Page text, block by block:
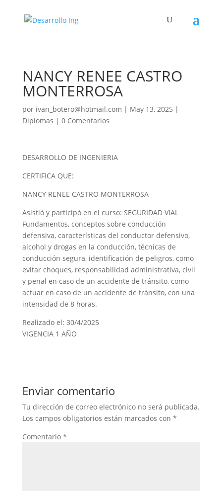
NANCY RENEE CASTRO
MONTERROSA
por ivan_botero@hotmail.com | May 13, 2025 |
Diplomas | 0 Comentarios
DESARROLLO DE INGENIERIA
CERTIFICA QUE:
NANCY RENEE CASTRO MONTERROSA
Asistió y participó en el curso: SEGURIDAD VIAL
Fundamentos, conceptos sobre conducción
defensiva, características del conductor defensivo,
alcohol y drogas en la conducción, técnicas de
conducción segura, identificación de peligros, como
evitar choques, responsabilidad administrativa, civil
y penal en caso de un accidente de tránsito, como
actuar en caso de un accidente de tránsito, con una
intensidad de 8 horas.
Realizado el: 30/4/2025
VIGENCIA 1 AÑO
Enviar comentario
Tu dirección de correo electrónico no será publicada.
Los campos obligatorios están marcados con *
Comentario *